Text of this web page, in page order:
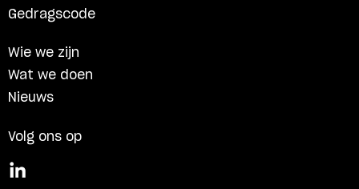
Gedragscode
Wie we zijn
Wat we doen
Nieuws
Volg ons op